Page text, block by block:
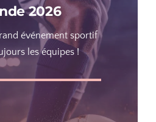
2026
événement sportif
les équipes !